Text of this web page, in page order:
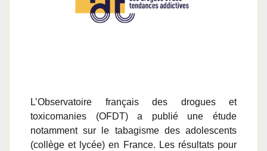
L’Observatoire français des drogues et
toxicomanies (OFDT) a publié une étude
notamment sur le tabagisme des adolescents
(collège et lycée) en France. Les résultats pour